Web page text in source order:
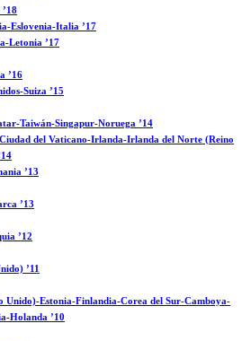
Eslovenia-Italia ’17
Letonia ’17
’16
Suiza ’15
Taiwán-Singapur-Noruega ’14
del Vaticano-Irlanda-Irlanda del Norte (Reino
’13
’13
’12
’11
Unido)-Estonia-Finlandia-Corea del Sur-Camboya-
Holanda ’10